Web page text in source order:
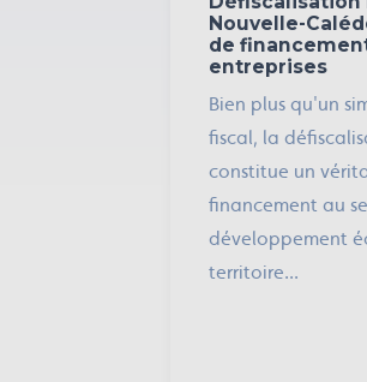
Nouvelle-
de
entreprises
Bien plus qu'un
fiscal, la
constitue un
financement au
développement
territoire...